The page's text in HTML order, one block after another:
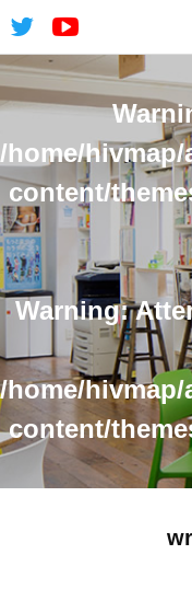
/home/
content/
Warning:
/home/
content/